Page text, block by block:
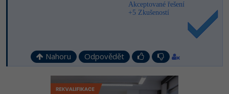
Akceptované řešení
+5 Zkušeností
Nahoru Odpovědět